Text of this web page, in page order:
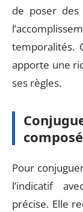
de poser
temporalités.
apporte une
ses règles.
Pour
l’indicatif
précise. Elle